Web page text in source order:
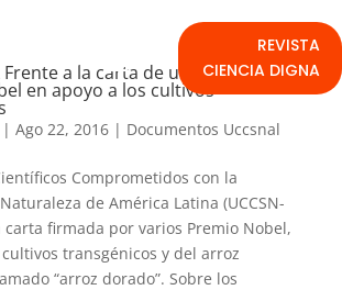
REVISTA
CIENCIA DIGNA
Frente a la carta de un grupo de
en apoyo a los cultivos
Ago 22, 2016| Documentos Uccsnal
Comprometidos con la
de América Latina (UCCSN-
carta firmada por varios Premio Nobel,
transgénicos y del arroz
“arroz dorado”. Sobre los